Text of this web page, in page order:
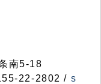
南5-18
22-2802 / s